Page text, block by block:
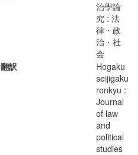
治學論
究 : 法
律・政
治・社
会
翻訳
Hogaku
seijigaku
ronkyu :
Journal
of law
and
political
studies